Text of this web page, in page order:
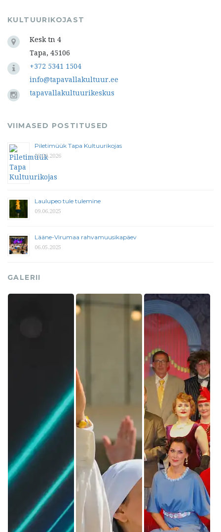
KULTUURIKOJAST
Kesk tn 4
Tapa, 45106
+372 5341 1504
info@tapavallakultuur.ee
tapavallakultuurikeskus
VIIMASED POSTITUSED
Piletimüük Tapa Kultuurikojas
29.04.2026
Laulupeo tule tulemine
09.06.2025
Lääne-Virumaa rahvamuusikapäev
06.05.2025
GALERII